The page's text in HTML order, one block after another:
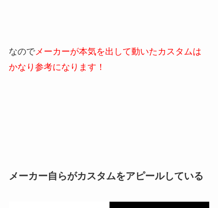
なのでメーカーが本気を出して動いたカスタムは
かなり参考になります！
メーカー自らがカスタムをアピールしている